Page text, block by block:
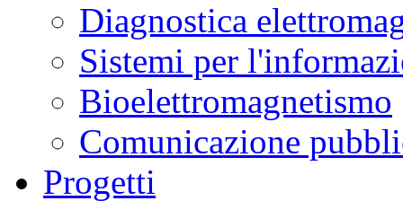
Diagnostica
Sistemi per
Bioelettromagnetismo
Comunicazione
Progetti